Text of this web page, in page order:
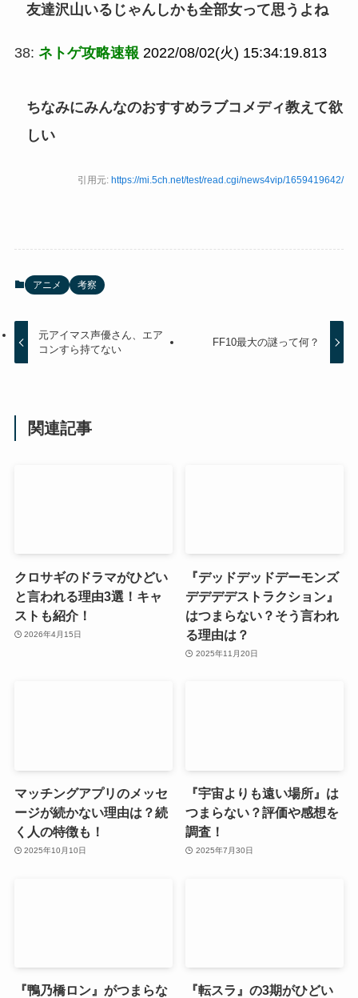
友達沢山いるじゃんしかも全部女って思うよね
38: ネトゲ攻略速報 2022/08/02(火) 15:34:19.813
ちなみにみんなのおすすめラブコメディ教えて欲
しい
引用元: https://mi.5ch.net/test/read.cgi/news4vip/1659419642/
アニメ 考察
元アイマス声優さん、エア
コンすら持てない
FF10最大の謎って何？
関連記事
クロサギのドラマがひどい
と言われる理由3選！キャ
ストも紹介！
2026年4月15日
『デッドデッドデーモンズ
デデデデストラクション』
はつまらない？そう言われ
る理由は？
2025年11月20日
マッチングアプリのメッセ
ージが続かない理由は？続
く人の特徴も！
2025年10月10日
『宇宙よりも遠い場所』は
つまらない？評価や感想を
調査！
2025年7月30日
『鴨乃橋ロン』がつまらな 『転スラ』の3期がひどい